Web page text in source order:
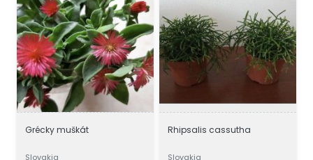
Grécky muškát
Slovakia
Rhipsalis cassutha
Slovakia